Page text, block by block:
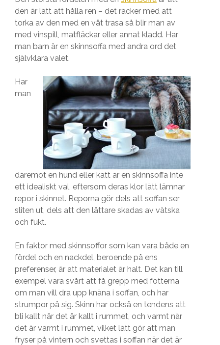
den är lätt att hålla ren – det räcker med att
torka av den med en våt trasa så blir man av
med vinspill, matfläckar eller annat kladd. Har
man barn är en skinnsoffa med andra ord det
självklara valet.
Har
man
däremot en hund eller katt är en skinnsoffa inte
ett idealiskt val, eftersom deras klor lätt lämnar
repor i skinnet. Reporna gör dels att soffan ser
sliten ut, dels att den lättare skadas av vätska
och fukt.
En faktor med skinnsoffor som kan vara både en
fördel och en nackdel, beroende på ens
preferenser, är att materialet är halt. Det kan till
exempel vara svårt att få grepp med fötterna
om man vill dra upp knäna i soffan, och har
strumpor på sig. Skinn har också en tendens att
bli kallt när det är kallt i rummet, och varmt när
det är varmt i rummet, vilket lätt gör att man
fryser på vintern och svettas i soffan när det är